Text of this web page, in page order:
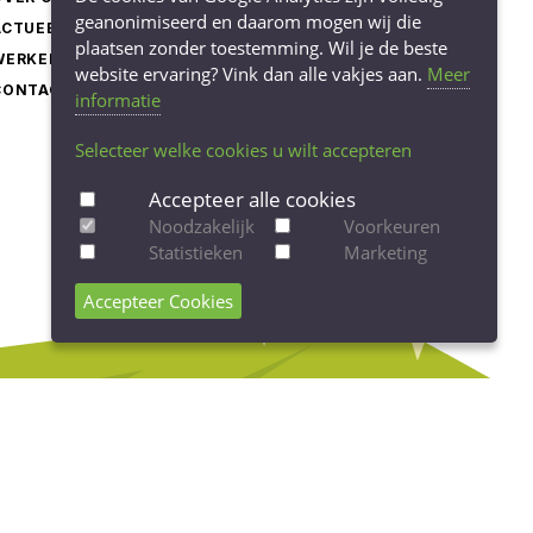
BIJ
COOKIE-INSTELLINGEN
AANPASSEN
geanonimiseerd en daarom mogen wij die
plaatsen zonder toestemming. Wil je de beste
website ervaring? Vink dan alle vakjes aan. Meer
informatie
Selecteer welke cookies u wilt accepteren
Accepteer alle cookies
Noodzakelijk
Voorkeuren
Statistieken
Marketing
Accepteer Cookies